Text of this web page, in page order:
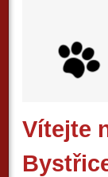
Vítejte